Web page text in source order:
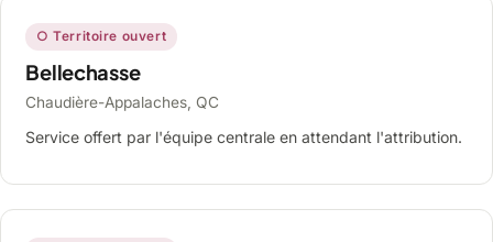
○ Territoire ouvert
Bellechasse
Chaudière-Appalaches, QC
Service offert par l'équipe centrale en attendant l'attribution.